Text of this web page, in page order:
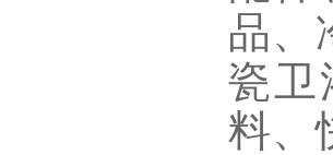
品、
瓷卫
料、